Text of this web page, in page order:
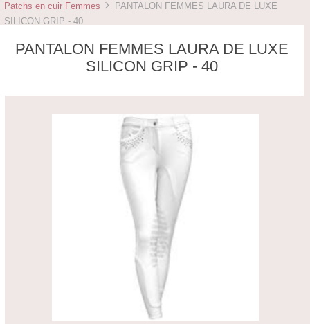
Patchs en cuir Femmes
PANTALON FEMMES LAURA DE LUXE
SILICON GRIP - 40
PANTALON FEMMES LAURA DE LUXE
SILICON GRIP - 40